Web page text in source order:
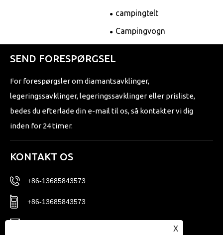
campingtelt
Campingvogn
SEND FORESPØRGSEL
For forespørgsler om diamantsavklinger,
legeringssavklinger, legeringssavklinger eller prisliste,
bedes du efterlade din e-mail til os, så kontakter vi dig
inden for 24 timer.
KONTAKT OS
+86-13685843573
+86-13685843573
Sales02@nbtg-tools.com
X